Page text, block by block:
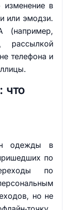
изменение в
или эмодзи.
(например,
рассылкой
телефона и
что
одежды в
по
по
но не